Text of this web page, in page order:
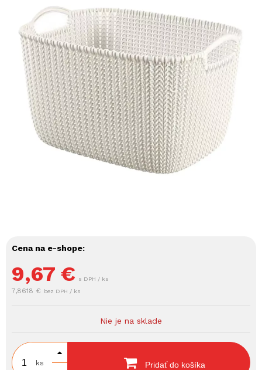
Cena na e-shope:
9,67 € s DPH / ks
7,8618 € bez DPH / ks
Nie je na sklade
ks Pridať do košíka